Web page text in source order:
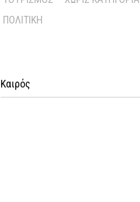
ΠΟΛΙΤΙΚΉ
Καιρός